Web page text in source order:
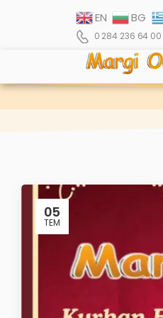
EN BG
0 284 236 64 00
05
TEM